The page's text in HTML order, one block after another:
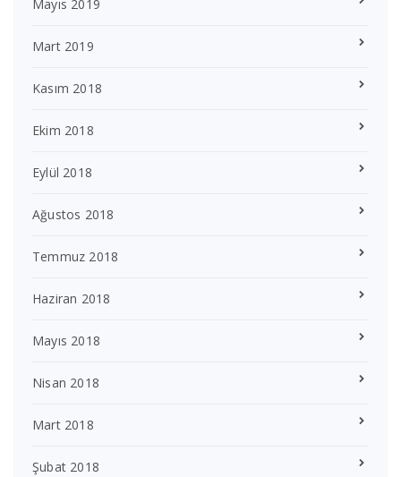
Mayıs 2019
Mart 2019
Kasım 2018
Ekim 2018
Eylül 2018
Ağustos 2018
Temmuz 2018
Haziran 2018
Mayıs 2018
Nisan 2018
Mart 2018
Şubat 2018